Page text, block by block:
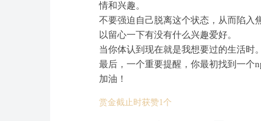
情和兴趣。
不要强迫自己脱离这个状态，从而陷入
以留心一下有没有什么兴趣爱好。
当你体认到现在就是我想要过的生活时
最后，一个重要提醒，你最初找到一个
加油！
赏金截止时获赞1个